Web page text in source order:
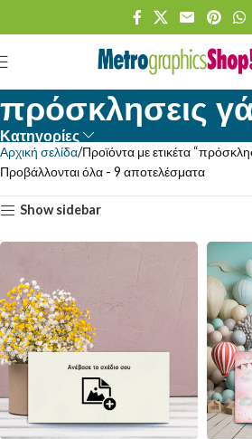
πρόσκλησεις
Κατηγορίες
Αρχική σελίδα Προϊόντα με ετικέτα
Προβάλλονται όλα - 9 αποτελέσματα
Show sidebar